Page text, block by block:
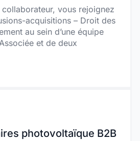
collaborateur, vous rejoignez
acquisitions – Droit des
au sein d’une équipe
et de deux
photovoltaïque B2B